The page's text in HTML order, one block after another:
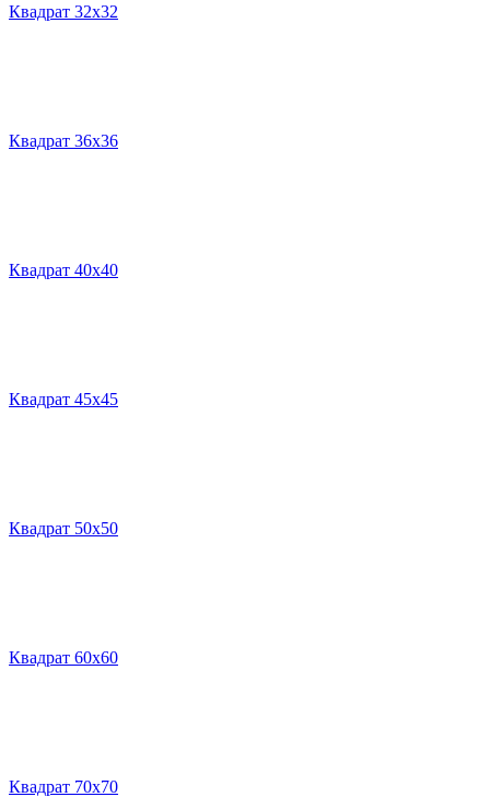
Квадрат 32х32
Квадрат 36х36
Квадрат 40х40
Квадрат 45х45
Квадрат 50х50
Квадрат 60х60
Квадрат 70х70